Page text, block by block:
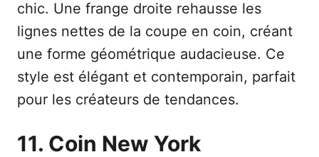
chic. Une frange droite rehausse les
lignes nettes de la coupe en coin, créant
une forme géométrique audacieuse. Ce
style est élégant et contemporain, parfait
pour les créateurs de tendances.
11. Coin New York